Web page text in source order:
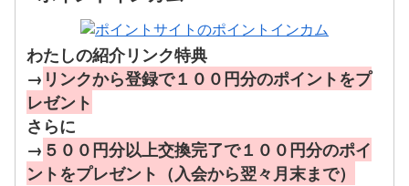
わたしの紹介リンク特典
→ リンクから登録で１００円分のポイントをプ
レゼント
さらに
→ ５００円分以上交換完了で１００円分のポイ
ントをプレゼント（入会から翌々月末まで）